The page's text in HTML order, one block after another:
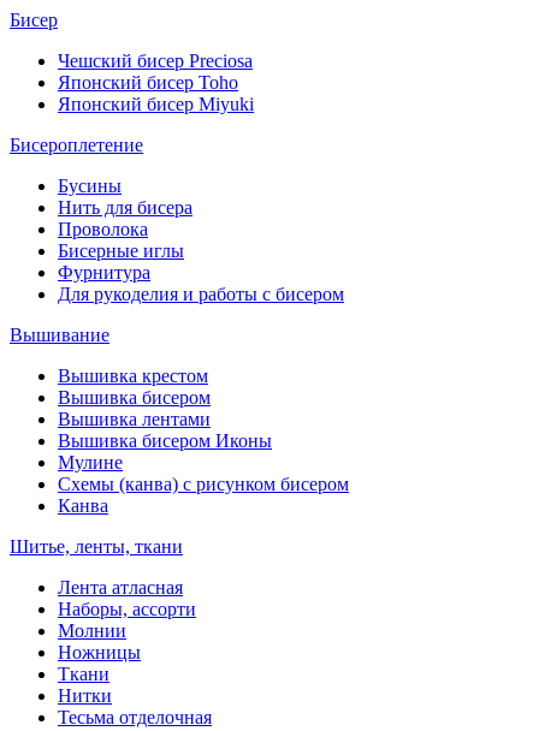
Бисер
Чешский бисер Preciosa
Японский бисер Toho
Японский бисер Miyuki
Бисероплетение
Бусины
Нить для бисера
Проволока
Бисерные иглы
Фурнитура
Для рукоделия и работы с бисером
Вышивание
Вышивка крестом
Вышивка бисером
Вышивка лентами
Вышивка бисером Иконы
Мулине
Схемы (канва) с рисунком бисером
Канва
Шитье, ленты, ткани
Лента атласная
Наборы, ассорти
Молнии
Ножницы
Ткани
Нитки
Тесьма отделочная